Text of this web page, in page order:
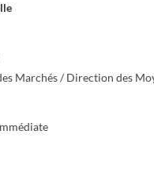
Marchés / Direction des